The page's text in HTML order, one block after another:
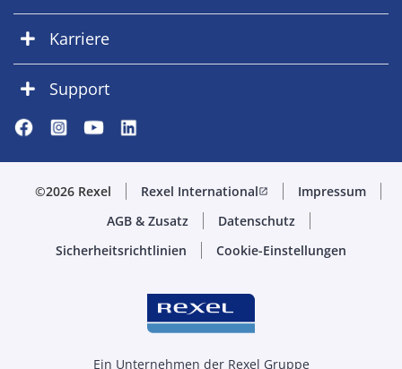
Karriere
Support
©2026 Rexel Rexel Internationalopen_in_new
Impressum
AGB & Zusatz
Datenschutz
Sicherheitsrichtlinien
Cookie-Einstellungen
Ein Unternehmen der Rexel Gruppe